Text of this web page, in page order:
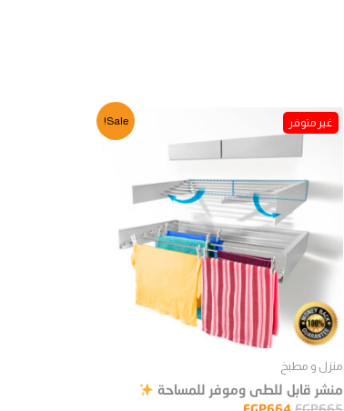
Sale!
منزل و مطبخ
منشر قابل للطى وموفر للمساحة